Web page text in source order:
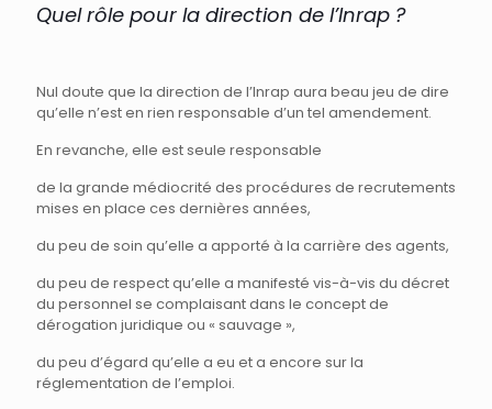
Quel rôle pour la direction de l’Inrap ?
Nul doute que la direction de l’Inrap aura beau jeu de dire
qu’elle n’est en rien responsable d’un tel amendement.
En revanche, elle est seule responsable
de la grande médiocrité des procédures de recrutements
mises en place ces dernières années,
du peu de soin qu’elle a apporté à la carrière des agents,
du peu de respect qu’elle a manifesté vis-à-vis du décret
du personnel se complaisant dans le concept de
dérogation juridique ou « sauvage »,
du peu d’égard qu’elle a eu et a encore sur la
réglementation de l’emploi.